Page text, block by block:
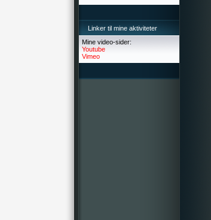
Linker til mine aktiviteter
Mine video-sider:
Youtube
Vimeo